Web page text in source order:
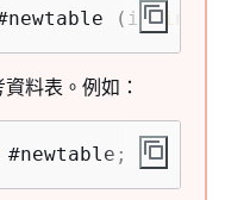
(id int
料表。例如：
#newtable;